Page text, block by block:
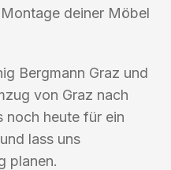
deiner Möbel
Bergmann Graz und
von Graz nach
noch heute für ein
lass uns
planen.